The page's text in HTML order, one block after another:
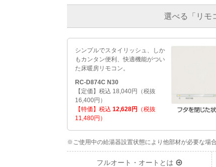
選べる「リモ
シンプルでスタイリッシュ、しか
もカンタン便利、快適機能がつい
た床暖房リモコン。
RC-D874C N30
【定価】税込 18,040円（税抜
16,400円）
【特価】税込 12,628円
（税抜
11,480円）
※ご使用中の給湯器設置状態により他部材が必要な場
フルオート・オートとは